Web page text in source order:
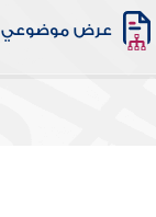
عرض موضوعي